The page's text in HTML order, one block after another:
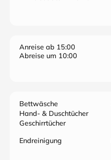
Anreise ab 15:00
Abreise um 10:00
Bettwäsche
Hand- & Duschtücher
Geschirrtücher
Endreinigung